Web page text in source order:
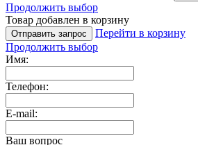
Продолжить выбор
Товар добавлен в корзину
Отправить запрос
Перейти в корзину
Продолжить выбор
Имя:
Телефон:
E-mail:
Ваш вопрос